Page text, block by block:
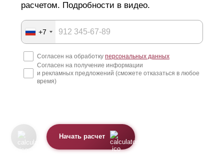
расчетом. Подробности в видео.
+7
Согласен на обработку персональных данных
Согласен на получение информации
и рекламных предложений (сможете отказаться в любое
время)
Начать расчет